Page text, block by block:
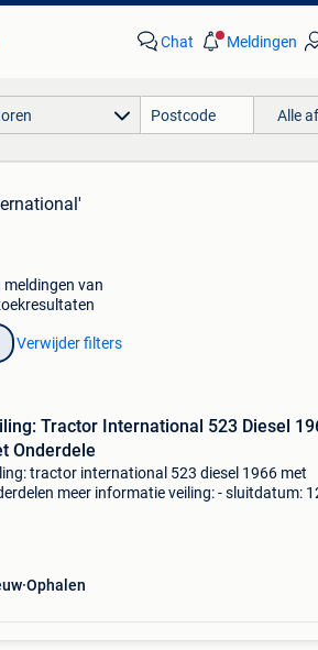
Chat Meldingen
Alle
van
Verwijder filters
Tractor International 523 Diesel
Onderdele
tractor international 523 diesel 1966 met
meer informatie veiling: - sluitdatum:
Ophalen